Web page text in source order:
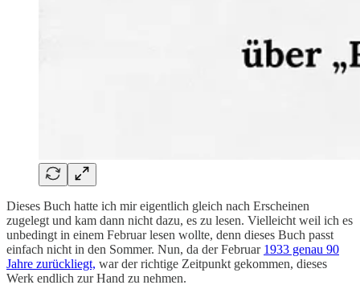
Dieses Buch hatte ich mir eigentlich gleich nach Erscheinen
zugelegt und kam dann nicht dazu, es zu lesen. Vielleicht weil ich es
unbedingt in einem Februar lesen wollte, denn dieses Buch passt
einfach nicht in den Sommer. Nun, da der Februar 1933 genau 90
Jahre zurückliegt, war der richtige Zeitpunkt gekommen, dieses
Werk endlich zur Hand zu nehmen.